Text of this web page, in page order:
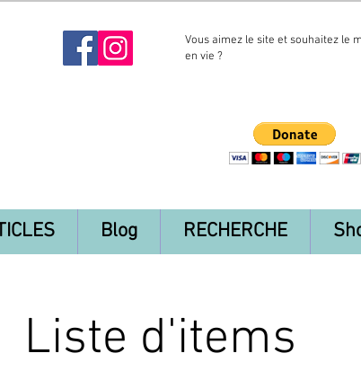
Vous aimez le site et souhaitez le
en vie ?
Blog RECHERCHE
Liste d'items